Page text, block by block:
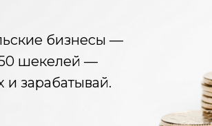
бизнесы —
шекелей —
зарабатывай.